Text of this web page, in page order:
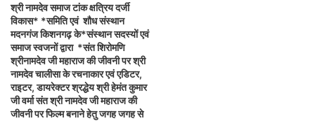
श्री नामदेव समाज टांक क्षत्रिय दर्जी
विकास* *समिति एवं शौध संस्थान
मदनगंज किशनगढ़ के*संस्थान सदस्यों एवं
समाज स्वजनों द्वारा *संत शिरोमणि
श्रीनामदेव जी महाराज की जीवनी पर श्री
नामदेव चालीसा के रचनाकार एवं एडिटर,
राइटर, डायरेक्टर श्रद्धेय श्री हेमंत कुमार
जी वर्मा संत श्री नामदेव जी महाराज की
जीवनी पर फिल्म बनाने हेतु जगह जगह से